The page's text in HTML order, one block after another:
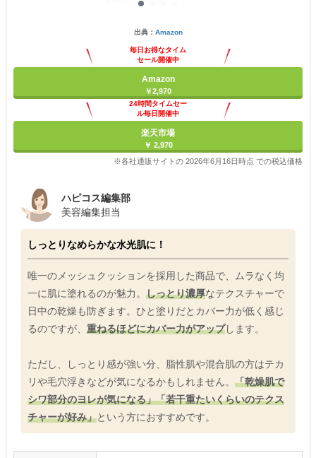
出典： Amazon
毎日お得なタイム
セール開催中
Amazon
￥2,970
24時間タイムセー
ル毎日開催中
楽天市場
￥ 2,970
※各社通販サイトの 2026年6月16日時点 での税込価格
ハピコス編集部
美容編集担当
しっとりなめらかな水光肌に！
唯一のメッシュクッションを採用した商品で、ムラなく均
一に肌に塗れるのが魅力。 しっとり濃厚なテクスチャーで
日中の乾燥も防ぎます。ひと塗りだとカバー力が低く感じ
るのですが、 重ねるほどにカバー力がアップします。
ただし、しっとり感が強い分、脂性肌や混合肌の方はテカ
リや毛穴浮きなどが気になるかもしれません。 「乾燥肌で
シワ部分のヨレが気になる」「若干重たいくらいのテクス
チャーが好み」という方におすすめです。